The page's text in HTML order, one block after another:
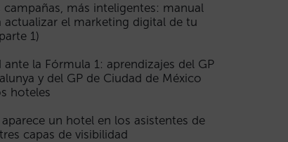
campañas, más inteligentes: manual
actualizar el marketing digital de tu
1)
ante la Fórmula 1: aprendizajes del GP
y del GP de Ciudad de México
hoteles
un hotel en los asistentes de
capas de visibilidad